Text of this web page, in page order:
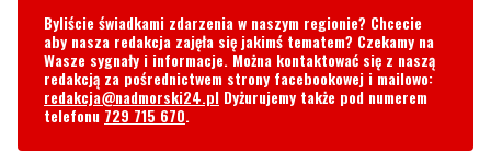
redakcja@nadmorski24.plDyżurujemy także pod numerem
telefonu729 715 670.
Komentarze